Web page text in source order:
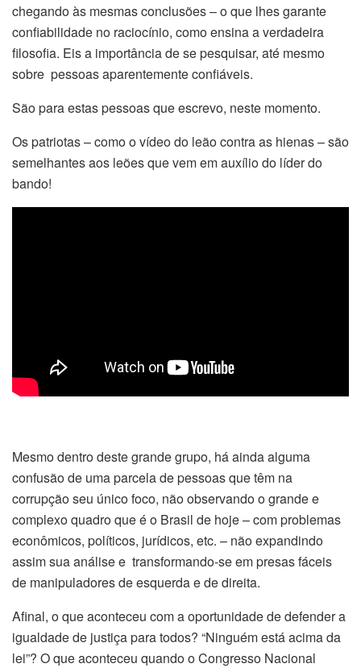
chegando às mesmas conclusões – o que lhes garante
confiabilidade no raciocínio, como ensina a verdadeira
filosofia. Eis a importância de se pesquisar, até mesmo
sobre pessoas aparentemente confiáveis.
São para estas pessoas que escrevo, neste momento.
Os patriotas – como o vídeo do leão contra as hienas – são
semelhantes aos leões que vem em auxílio do líder do
bando!
Mesmo dentro deste grande grupo, há ainda alguma
confusão de uma parcela de pessoas que têm na
corrupção seu único foco, não observando o grande e
complexo quadro que é o Brasil de hoje – com problemas
econômicos, políticos, jurídicos, etc. – não expandindo
assim sua análise e transformando-se em presas fáceis
de manipuladores de esquerda e de direita.
Afinal, o que aconteceu com a oportunidade de defender a
igualdade de justiça para todos? “Ninguém está acima da
lei”? O que aconteceu quando o Congresso Nacional